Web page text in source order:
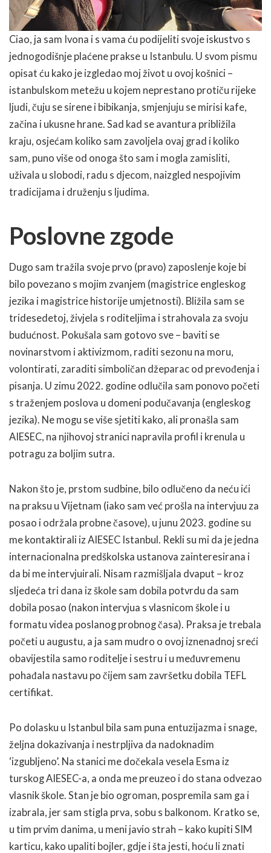
Ciao, ja sam Ivona i s vama ću podijeliti svoje iskustvo s
jednogodišnje plaćene prakse u Istanbulu. U svom pismu
opisat ću kako je izgledao moj život u ovoj košnici –
istanbulskom metežu u kojem neprestano protiču rijeke
ljudi, čuju se sirene i bibikanja, smjenjuju se mirisi kafe,
začina i ukusne hrane. Sad kad se avantura približila
kraju, osjećam koliko sam zavoljela ovaj grad i koliko
sam, puno više od onoga što sam i mogla zamisliti,
uživala u slobodi, radu s djecom, naizgled nespojivim
tradicijama i druženju s ljudima.
Poslovne zgode
Dugo sam tražila svoje prvo (pravo) zaposlenje koje bi
bilo povezano s mojim zvanjem (magistrice engleskog
jezika i magistrice historije umjetnosti). Bližila sam se
tridesedetoj, živjela s roditeljima i strahovala za svoju
budućnost. Pokušala sam gotovo sve – baviti se
novinarstvom i aktivizmom, raditi sezonu na moru,
volontirati, zaraditi simboličan džeparac od prevođenja i
pisanja. U zimu 2022. godine odlučila sam ponovo početi
s traženjem poslova u domeni podučavanja (engleskog
jezika). Ne mogu se više sjetiti kako, ali pronašla sam
AIESEC, na njihovoj stranici napravila profil i krenula u
potragu za boljim sutra.
Nakon što je, prstom sudbine, bilo odlučeno da neću ići
na praksu u Vijetnam (iako sam već prošla na intervjuu za
posao i održala probne časove), u junu 2023. godine su
me kontaktirali iz AIESEC Istanbul. Rekli su mi da je jedna
internacionalna predškolska ustanova zainteresirana i
da bi me intervjuirali. Nisam razmišljala dvaput – kroz
sljedeća tri dana iz škole sam dobila potvrdu da sam
dobila posao (nakon intervjua s vlasnicom škole i u
formatu videa poslanog probnog časa). Praksa je trebala
početi u augustu, a ja sam mudro o ovoj iznenadnoj sreći
obavijestila samo roditelje i sestru i u međuvremenu
pohađala nastavu po čijem sam završetku dobila TEFL
certifikat.
Po dolasku u Istanbul bila sam puna entuzijazma i snage,
željna dokazivanja i nestrpljiva da nadoknadim
‘izgubljeno’. Na stanici me dočekala vesela Esma iz
turskog AIESEC-a, a onda me preuzeo i do stana odvezao
vlasnik škole. Stan je bio ogroman, pospremila sam ga i
izabrala, jer sam stigla prva, sobu s balkonom. Kratko se,
u tim prvim danima, u meni javio strah – kako kupiti SIM
karticu, kako upaliti bojler, gdje i šta jesti, hoću li znati